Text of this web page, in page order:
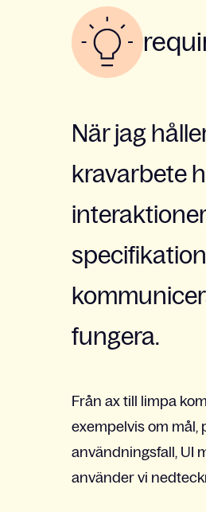
När jag
kravarbete
fungera.
Från ax till limpa
exempelvis om mål,
användningsfall, UI
använder vi